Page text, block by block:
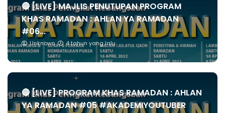
🔴 [LIVE] MAJLIS PENUTUPAN PROGRAM
KHAS RAMADAN : AHLAN YA RAMADAN
#06...
Unknown 4 tahun yang lalu
🔴 [LIVE] PROGRAM KHAS RAMADAN : AHLAN
YA RAMADAN #05 #AKADEMIYOUTUBER